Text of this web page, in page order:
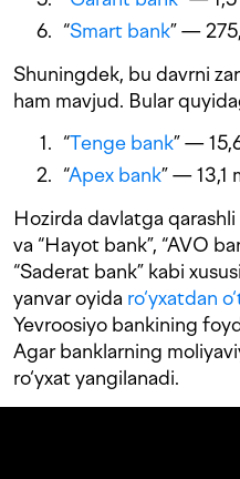
“Smart bank” —
Shuningdek, bu davrni
ham mavjud. Bular
“Tenge bank” —
“Apex bank” — 13,1
Hozirda davlatga
va “Hayot bank”, “AVO
“Saderat bank” kabi
yanvar oyida ro‘yxatdan
Yevroosiyo bankining
Agar banklarning
ro‘yxat yangilanadi.